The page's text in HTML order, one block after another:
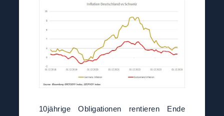
10jährige Obligationen rentieren Ende